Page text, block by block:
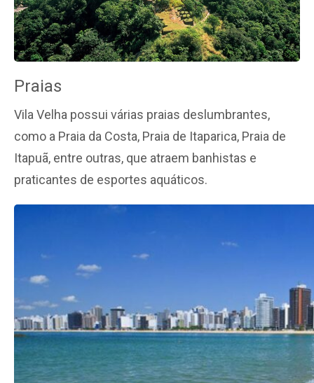
Praias
Vila Velha possui várias praias deslumbrantes,
como a Praia da Costa, Praia de Itaparica, Praia de
Itapuã, entre outras, que atraem banhistas e
praticantes de esportes aquáticos.